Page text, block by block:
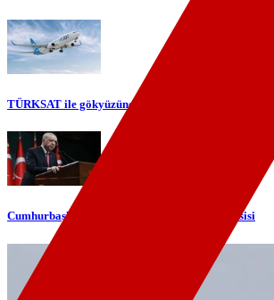
TÜRKSAT ile gökyüzünde yerli internet dönemi
Cumhurbaşkanı Erdoğan'dan telefon diplomasisi